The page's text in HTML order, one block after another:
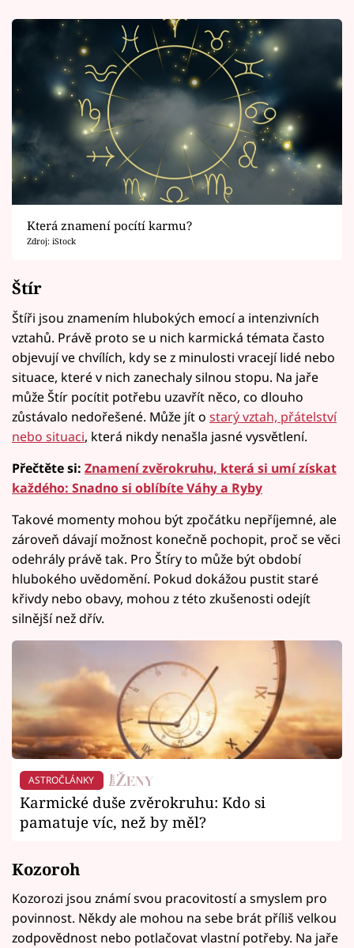
Která znamení pocítí karmu?
Zdroj: iStock
Štír
Štíři jsou znamením hlubokých emocí a intenzivních
vztahů. Právě proto se u nich karmická témata často
objevují ve chvílích, kdy se z minulosti vracejí lidé nebo
situace, které v nich zanechaly silnou stopu. Na jaře
může Štír pocítit potřebu uzavřít něco, co dlouho
zůstávalo nedořešené. Může jít o starý vztah, přátelství
nebo situaci, která nikdy nenašla jasné vysvětlení.
Přečtěte si: Znamení zvěrokruhu, která si umí získat
každého: Snadno si oblíbíte Váhy a Ryby
Takové momenty mohou být zpočátku nepříjemné, ale
zároveň dávají možnost konečně pochopit, proč se věci
odehrály právě tak. Pro Štíry to může být období
hlubokého uvědomění. Pokud dokážou pustit staré
křivdy nebo obavy, mohou z této zkušenosti odejít
silnější než dřív.
ASTROČLÁNKY
Karmické duše zvěrokruhu: Kdo si
pamatuje víc, než by měl?
Kozoroh
Kozorozi jsou známí svou pracovitostí a smyslem pro
povinnost. Někdy ale mohou na sebe brát příliš velkou
zodpovědnost nebo potlačovat vlastní potřeby. Na jaře